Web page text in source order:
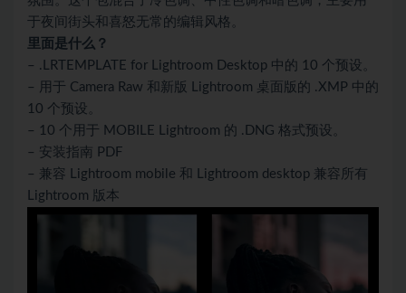
于夜间街头和喜怒无常的编辑风格。
里面是什么？
– .LRTEMPLATE for Lightroom Desktop 中的 10 个预设。
– 用于 Camera Raw 和新版 Lightroom 桌面版的 .XMP 中的
10 个预设。
– 10 个用于 MOBILE Lightroom 的 .DNG 格式预设。
– 安装指南 PDF
– 兼容 Lightroom mobile 和 Lightroom desktop 兼容所有
Lightroom 版本